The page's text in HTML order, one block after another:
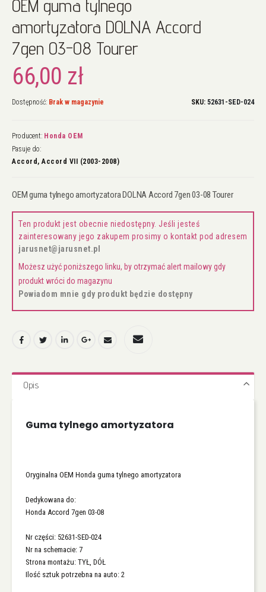
początek
galerii
OEM guma tylnego
amortyzatora DOLNA Accord
7gen 03-08 Tourer
66,00 zł
Dostępność: Brak w magazynie SKU 52631-SED-024
Producent: Honda OEM
Pasuje do:
Accord, Accord VII (2003-2008)
OEM guma tylnego amortyzatora DOLNA Accord 7gen 03-08 Tourer
Ten produkt jest obecnie niedostępny. Jeśli jesteś
zainteresowany jego zakupem prosimy o kontakt pod adresem
jarusnet@jarusnet.pl
Możesz użyć poniższego linku, by otrzymać alert mailowy gdy
produkt wróci do magazynu
Powiadom mnie gdy produkt będzie dostępny
Opis
Guma tylnego amortyzatora
Oryginalna OEM Honda guma tylnego amortyzatora
Dedykowana do:
Honda Accord 7gen 03-08
Nr części: 52631-SED-024
Nr na schemacie: 7
Strona montażu: TYŁ, DÓŁ
Ilość sztuk potrzebna na auto: 2